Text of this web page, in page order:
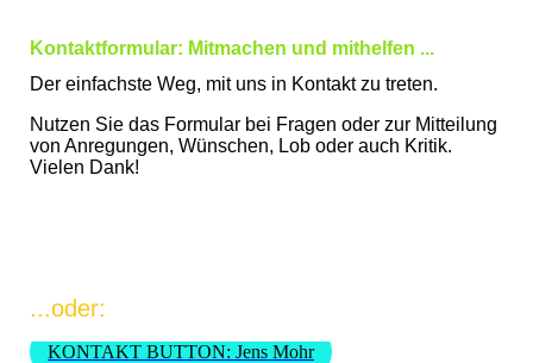
Kontaktformular: Mitmachen und mithelfen ...
Der einfachste Weg, mit uns in Kontakt zu treten.
Nutzen Sie das Formular bei Fragen oder zur Mitteilung
von Anregungen, Wünschen, Lob oder auch Kritik.
Vielen Dank!
...oder:
KONTAKT BUTTON: Jens Mohr